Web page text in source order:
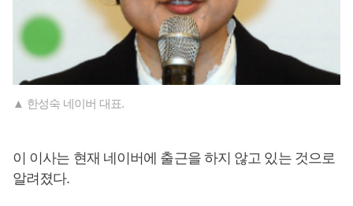
▲ 한성숙 네이버 대표.
이 이사는 현재 네이버에 출근을 하지 않고 있는 것으로
알려졌다.